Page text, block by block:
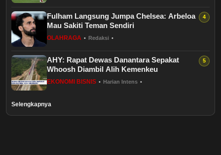
Pariwisata
Healthstyle
Essai
Kuliner
Fulham Langsung Jumpa Chelsea: Arbeloa
Mau Sakiti Teman Sendiri
OLAHRAGA • Redaksi •
AHY: Rapat Dewas Danantara Sepakat
Whoosh Diambil Alih Kemenkeu
EKONOMI BISNIS • Harian Intens •
Selengkapnya